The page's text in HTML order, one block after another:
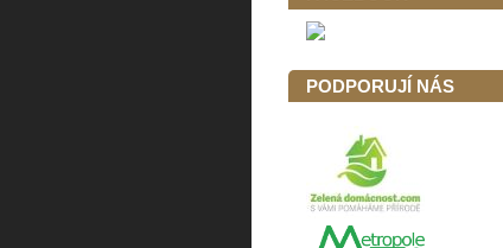
PODPORUJÍ NÁS